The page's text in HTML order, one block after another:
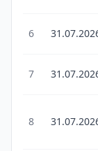
6
7
8